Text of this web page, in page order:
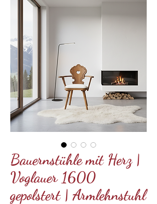
Bauernstühle mit Herz |
Voglauer 1600
gepolstert | Armlehnstuhl